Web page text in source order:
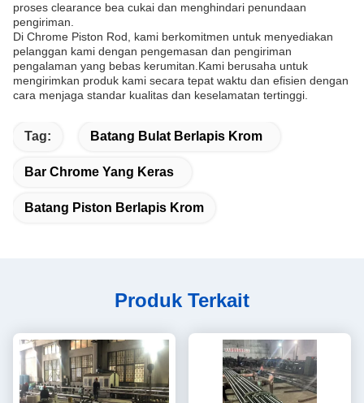
proses clearance bea cukai dan menghindari penundaan
pengiriman.
Di Chrome Piston Rod, kami berkomitmen untuk menyediakan
pelanggan kami dengan pengemasan dan pengiriman
pengalaman yang bebas kerumitan.Kami berusaha untuk
mengirimkan produk kami secara tepat waktu dan efisien dengan
cara menjaga standar kualitas dan keselamatan tertinggi.
Tag: Batang Bulat Berlapis Krom
Bar Chrome Yang Keras
Batang Piston Berlapis Krom
Produk Terkait